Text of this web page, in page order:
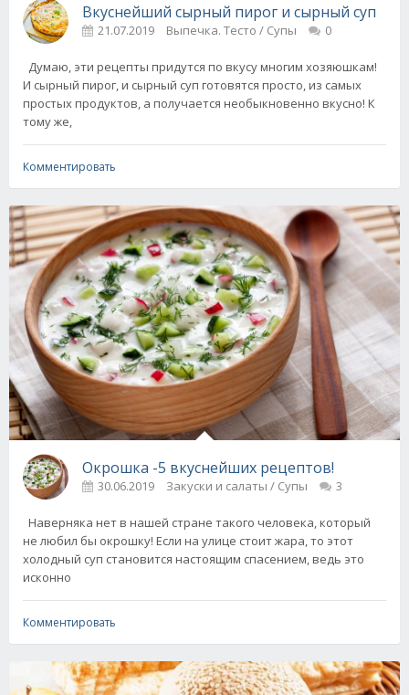
Вкуснейший сырный пирог и сырный суп
21.07.2019 Выпечка. Тесто / Супы 0
Думаю, эти рецепты придутся по вкусу многим хозяюшкам!
И сырный пирог, и сырный суп готовятся просто, из самых
простых продуктов, а получается необыкновенно вкусно! К
тому же,
Комментировать
Окрошка -5 вкуснейших рецептов!
30.06.2019 Закуски и салаты / Супы 3
Наверняка нет в нашей стране такого человека, который
не любил бы окрошку! Если на улице стоит жара, то этот
холодный суп становится настоящим спасением, ведь это
исконно
Комментировать